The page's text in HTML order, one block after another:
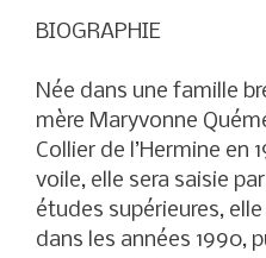
BIOGRAPHIE
Née dans une famille
mère Maryvonne
Collier de l’Hermine en
voile, elle sera saisie
études supérieures,
dans les années 1990,